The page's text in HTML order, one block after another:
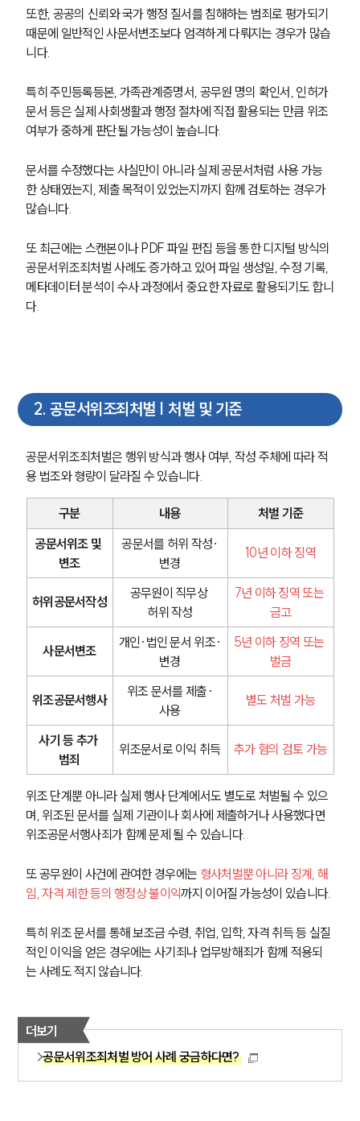
또한, 공공의 신뢰와 국가 행정 질서를 침해하는 범죄로 평가되기
때문에 일반적인 사문서변조보다 엄격하게 다뤄지는 경우가 많습
니다.
특히 주민등록등본, 가족관계증명서, 공무원 명의 확인서, 인허가
문서 등은 실제 사회생활과 행정 절차에 직접 활용되는 만큼 위조
여부가 중하게 판단될 가능성이 높습니다.
문서를 수정했다는 사실만이 아니라 실제 공문서처럼 사용 가능
한 상태였는지, 제출 목적이 있었는지까지 함께 검토하는 경우가
많습니다.
또 최근에는 스캔본이나 PDF 파일 편집 등을 통한 디지털 방식의
공문서위조죄처벌 사례도 증가하고 있어 파일 생성일, 수정 기록,
메타데이터 분석이 수사 과정에서 중요한 자료로 활용되기도 합니
다.
2. 공문서위조죄처벌 | 처벌 및 기준
공문서위조죄처벌은 행위 방식과 행사 여부, 작성 주체에 따라 적
용 법조와 형량이 달라질 수 있습니다.
구분 내용
처벌 기준
공문서위조 및
변조
공문서를 허위 작성·
변경
10년 이하 징역
허위공문서작성
공무원이 직무상
허위 작성
7년 이하 징역 또는
금고
사문서변조
개인·법인 문서 위조·
변경
5년 이하 징역 또는
벌금
위조공문서행사
위조 문서를 제출·
사용
별도 처벌 가능
사기 등 추가
범죄
위조문서로 이익 취득 추가 혐의 검토 가능
위조 단계뿐 아니라 실제 행사 단계에서도 별도로 처벌될 수 있으
며, 위조된 문서를 실제 기관이나 회사에 제출하거나 사용했다면
위조공문서행사죄가 함께 문제 될 수 있습니다.
또 공무원이 사건에 관여한 경우에는 형사처벌뿐 아니라 징계, 해
임, 자격 제한 등의 행정상 불이익까지 이어질 가능성이 있습니다.
특히 위조 문서를 통해 보조금 수령, 취업, 입학, 자격 취득 등 실질
적인 이익을 얻은 경우에는 사기죄나 업무방해죄가 함께 적용되
는 사례도 적지 않습니다.
더보기
공문서위조죄처벌 방어 사례 궁금하다면?